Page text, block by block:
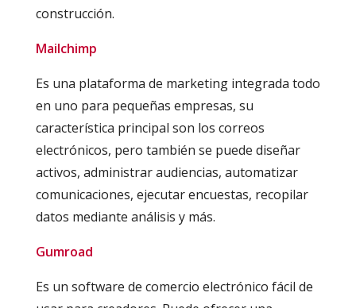
construcción.
Mailchimp
Es una plataforma de marketing integrada todo
en uno para pequeñas empresas, su
característica principal son los correos
electrónicos, pero también se puede diseñar
activos, administrar audiencias, automatizar
comunicaciones, ejecutar encuestas, recopilar
datos mediante análisis y más.
Gumroad
Es un software de comercio electrónico fácil de